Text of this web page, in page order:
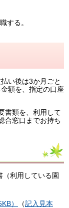
する。
い後は3か月ごと
額を、指定の口座
書類を、利用して
合窓口までお持ち
利用している園
） （記入見本